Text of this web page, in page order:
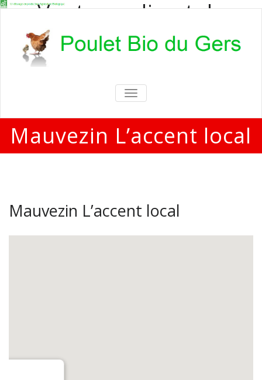
Vente en direct de
poulets bio
Vente en direct de poulets bio aux
particuliers et professionnels
TOGGLE
NAVIGATION
Mauvezin L’accent local
Mauvezin L’accent local